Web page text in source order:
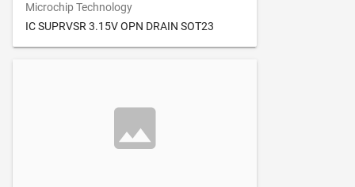
Microchip Technology
IC SUPRVSR 3.15V OPN DRAIN SOT23